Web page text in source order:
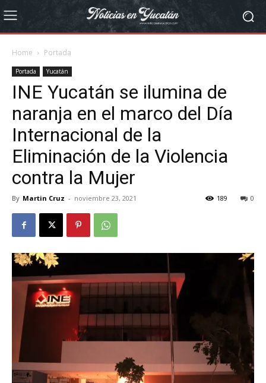
Home Portada
Portada Yucatán
INE Yucatán se ilumina de
naranja en el marco del Día
Internacional de la
Eliminación de la Violencia
contra la Mujer
By Martin Cruz - noviembre 23, 2021 0
189